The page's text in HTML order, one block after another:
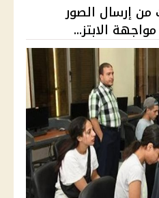
من إرسال الصور
الابتز...